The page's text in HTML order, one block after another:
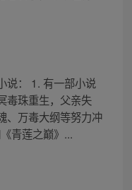
说： 1. 有一部小说
毒珠重生，父亲失
、万毒大纲等努力冲
青莲之巅》...